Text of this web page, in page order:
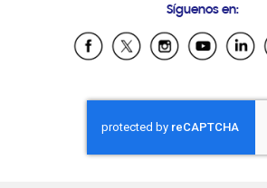
Samsung Ecuador
Samsung El Salvador
Samsung Honduras
Samsung Nicaragua
Samsung Panamá
Síguenos en: